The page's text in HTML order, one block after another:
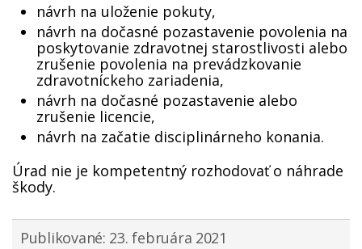
návrh na uloženie pokuty,
návrh na dočasné pozastavenie povolenia na
poskytovanie zdravotnej starostlivosti alebo
zrušenie povolenia na prevádzkovanie
zdravotníckeho zariadenia,
návrh na dočasné pozastavenie alebo
zrušenie licencie,
návrh na začatie disciplinárneho konania.
Úrad nie je kompetentný rozhodovať o náhrade
škody.
Publikované: 23. februára 2021